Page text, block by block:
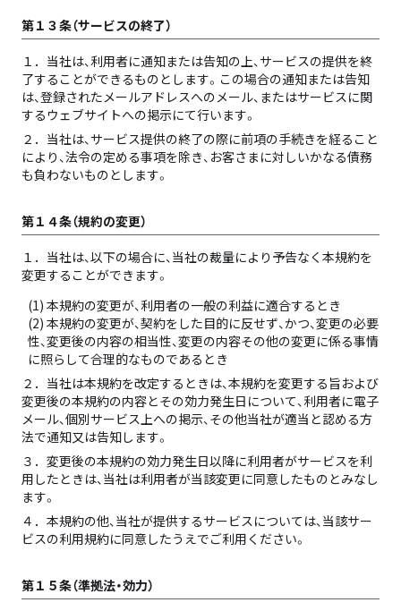
第１３条（サービスの終了）
１． 当社は、利用者に通知または告知の上、サービスの提供を終
了することができるものとします。この場合の通知または告知
は、登録されたメールアドレスへのメール、またはサービスに関
するウェブサイトへの掲示にて行います。
２． 当社は、サービス提供の終了の際に前項の手続きを経ること
により、法令の定める事項を除き、お客さまに対しいかなる債務
も負わないものとします。
第１４条（規約の変更）
１． 当社は、以下の場合に、当社の裁量により予告なく本規約を
変更することができます。
(1) 本規約の変更が、利用者の一般の利益に適合するとき
(2) 本規約の変更が、契約をした目的に反せず、かつ、変更の必要
性、変更後の内容の相当性、変更の内容その他の変更に係る事情
に照らして合理的なものであるとき
２． 当社は本規約を改定するときは、本規約を変更する旨および
変更後の本規約の内容とその効力発生日について、利用者に電子
メール、個別サービス上への掲示、その他当社が適当と認める方
法で通知又は告知します。
３． 変更後の本規約の効力発生日以降に利用者がサービスを利
用したときは、当社は利用者が当該変更に同意したものとみなし
ます。
４． 本規約の他、当社が提供するサービスについては、当該サー
ビスの利用規約に同意したうえでご利用ください。
第１５条（準拠法・効力）